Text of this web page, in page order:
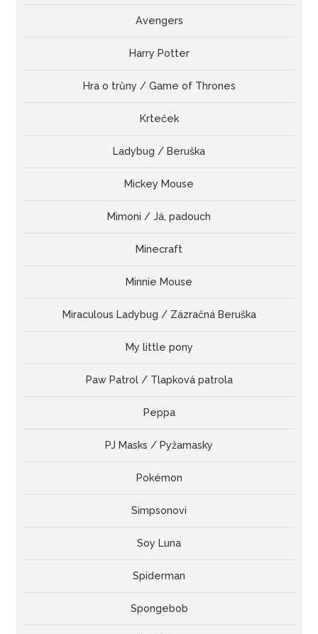
Avengers
Harry Potter
Hra o trůny / Game of Thrones
Krteček
Ladybug / Beruška
Mickey Mouse
Mimoni / Já, padouch
Minecraft
Minnie Mouse
Miraculous Ladybug / Zázračná Beruška
My little pony
Paw Patrol / Tlapková patrola
Peppa
PJ Masks / Pyžamasky
Pokémon
Simpsonovi
Soy Luna
Spiderman
Spongebob